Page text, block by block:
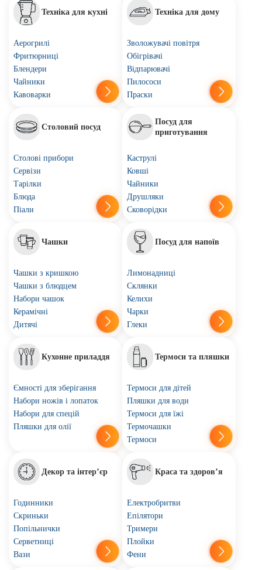
Техніка для кухні
Аерогрилі
Фритюрниці
Блендери
Чайники
Кавоварки
Техніка для дому
Зволожувачі повітря
Обігрівачі
Відпарювачі
Пилососи
Праски
Столовий посуд
Столові прибори
Сервізи
Тарілки
Блюда
Піали
Посуд для
приготування
Каструлі
Ковші
Чайники
Друшляки
Сковорідки
Чашки
Чашки з кришкою
Чашки з блюдцем
Набори чашок
Керамічні
Дитячі
Посуд для напоїв
Лимонадниці
Склянки
Келихи
Чарки
Глеки
Кухонне приладдя
Ємності для зберігання
Набори ножів і лопаток
Набори для спецій
Пляшки для олії
Термоси та пляшки
Термоси для дітей
Пляшки для води
Термоси для їжі
Термочашки
Термоси
Декор та інтер’єр
Годинники
Скриньки
Попільнички
Серветниці
Вази
Краса та здоров’я
Електробритви
Епілятори
Тримери
Плойки
Фени